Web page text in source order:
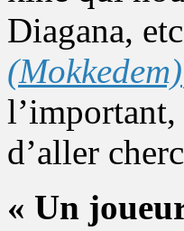
Diagana,
(Mokkedem)
l’important,
d’aller
« Un